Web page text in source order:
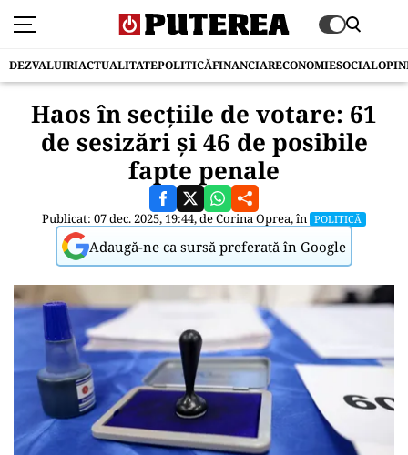
DEZVALUIRIACTUALITATEPOLITICĂFINANCIARECONOMIESOCIAL
Haos în secțiile de votare: 61
de sesizări și 46 de posibile
fapte penale
Publicat: 07 dec. 2025, 19:44, deCorina Oprea, în POLITICĂ
Adaugă-ne ca sursă preferată în Google